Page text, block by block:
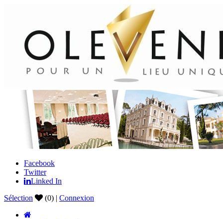
Facebook
Twitter
Linked In
Sélection (0) | Connexion